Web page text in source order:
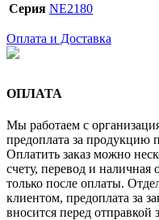
Серия NE2180
Оплата и Доставка
ОПЛАТА
Мы работаем с
предоплата за продукцию
Оплатить заказ можно
счету, перевод и наличная
только после оплаты.
клиентом, предоплата за
вносится перед отправкой